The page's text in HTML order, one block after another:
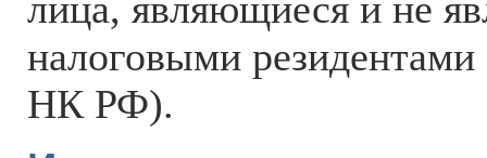
налоговыми
НК РФ).